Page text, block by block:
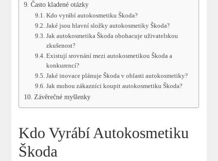
Často kladené otázky
Kdo ​vyrábí autokosmetiku Škoda?
Jaké jsou hlavní složky autokosmetiky ​Škoda?
Jak autokosmetika Škoda obohacuje uživatelskou
zkušenost?
Existují srovnání mezi autokosmetikou Škoda a
konkurencí?
Jaké inovace ​plánuje⁣ Škoda v oblasti autokosmetiky?
Jak mohou zákazníci koupit autokosmetiku⁤ Škoda?
Závěrečné‍ myšlenky
Kdo Vyrábí Autokosmetiku
Škoda